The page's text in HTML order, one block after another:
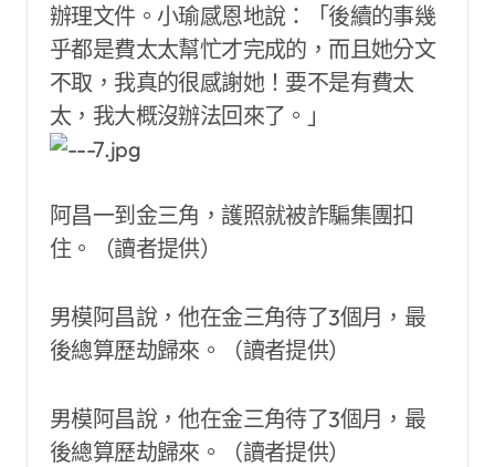
辦理文件。小瑜感恩地說：「後續的事幾
乎都是費太太幫忙才完成的，而且她分文
不取，我真的很感謝她！要不是有費太
太，我大概沒辦法回來了。」
阿昌一到金三角，護照就被詐騙集團扣
住。（讀者提供）
男模阿昌說，他在金三角待了3個月，最
後總算歷劫歸來。（讀者提供）
男模阿昌說，他在金三角待了3個月，最
後總算歷劫歸來。（讀者提供）